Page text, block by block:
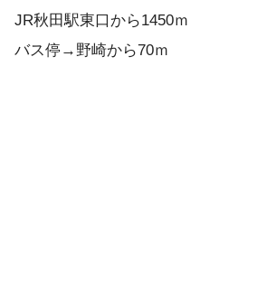
JR秋田駅東口から1450ｍ
バス停→野崎から70ｍ